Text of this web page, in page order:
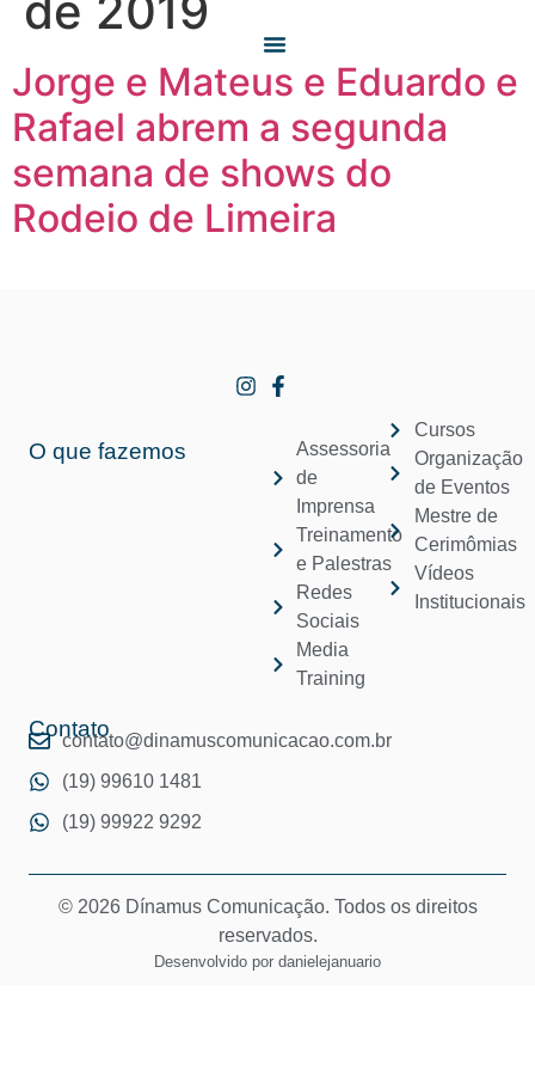
Jorge e Mateus e Eduardo e
Rafael abrem a segunda
semana de shows do
Rodeio de Limeira
O que fazemos
Assessoria
de
Imprensa
Treinamento
e Palestras
Redes
Sociais
Media
Training
Cursos
Organização
de Eventos
Mestre de
Cerimômias
Vídeos
Institucionais
Contato
contato@dinamuscomunicacao.com.br
(19) 99610 1481
(19) 99922 9292
© 2026 Dínamus Comunicação. Todos os direitos
reservados.
Desenvolvido por danielejanuario